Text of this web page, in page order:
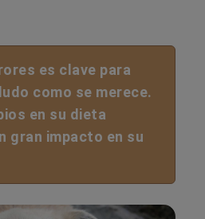
es clave para
como se merece.
en su dieta
gran impacto en su